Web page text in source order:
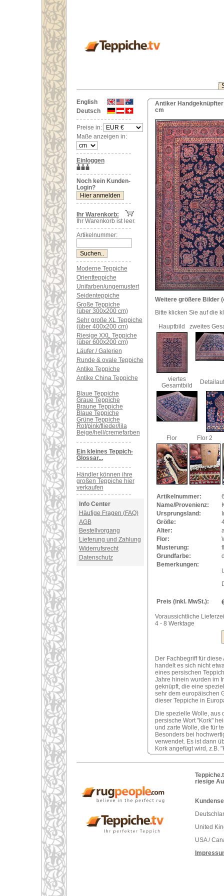
English
Deutsch
Preise in:
Maße anzeigen in:
Einloggen
Noch kein Kunden-
Login?
Ihr Warenkorb:
Ihr Warenkorb ist leer.
Artikelnummer:
Moderne Teppiche
Orientteppiche
Unifarben/ungemustert
Seidenteppiche
Große Teppiche
(über 300x200 cm)
Sehr große XL Teppiche
(über 400x200 cm)
Riesige XXL Teppiche
(über 600x200 cm)
Läufer / Galerien
Runde & ovale Teppiche
Antike Teppiche
Antike China Teppiche
Blaue Teppiche
Graue Teppiche
Braune Teppiche
Blaue Teppiche
Grüne Teppiche
Rot/pink/flieder/lila
Beige/hell/cremefarben
Ein kleines Teppich-
Glossar...
Händler können ihre
großen Teppiche hier
verkaufen
Info Center
Häufige Fragen (FAQ)
AGB
Bestellvorgang
Lieferung und Zahlung
Widerrufsrecht
Datenschutz
Antiker
cm
Weitere größere Bilder
Bitte klicken Sie auf die
Hauptbild
zweites
viertes
Gesamtbild
Flor Flor 2
Artikelnummer:
Name/Provenienz:
Ursprungsland:
Größe:
Alter:
Flor:
Musterung:
Grundfarbe:
Bemerkungen:
Preis (inkl. MwSt.):
Voraussichtliche
4 - 8 Werktage
Der Fachbegriff für
handelt es sich nicht
eines persischen
Jahre hinein wurden im
geknüpft, die eine
sehr dem europäischen
dieser Teppiche in
Die spezielle Wolle, aus
persische Wort "Kork"
und zarte Wolle, die für
Besonders bei
verwendet. Es ist dann
Kork angefügt wird, z.B.
riesige
United
USA /